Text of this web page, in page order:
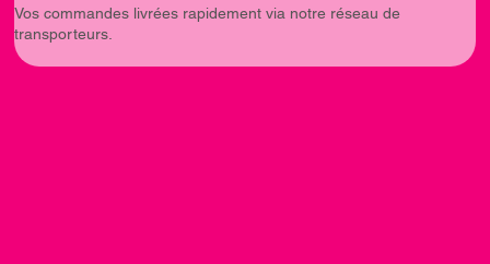
Vos commandes livrées rapidement via notre réseau de
transporteurs.